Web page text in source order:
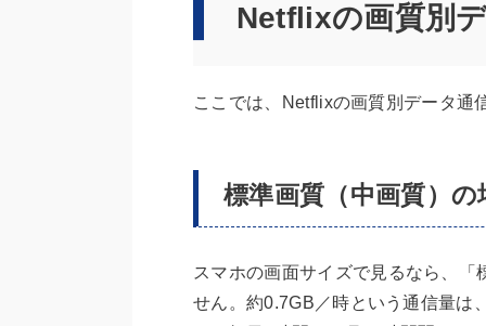
Netflixの画質別
ここでは、Netflixの画質別データ通
標準画質（中画質）の
スマホの画面サイズで見るなら、
せん。約0.7GB／時という通信量は